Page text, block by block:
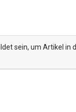
sein, um Artikel in